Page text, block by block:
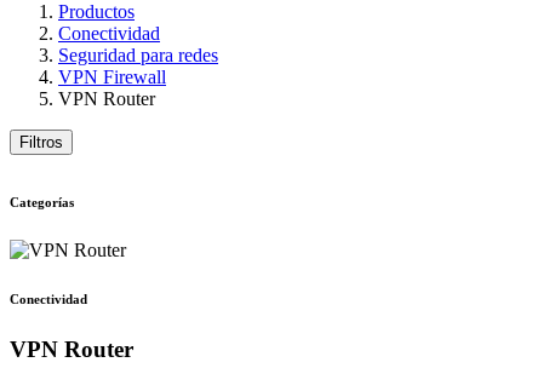
Productos
Conectividad
Seguridad para redes
VPN Firewall
VPN Router
Filtros
Categorías
Conectividad
VPN Router